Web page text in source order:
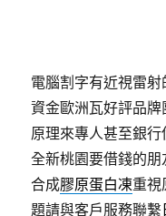
電腦割字有近視雷
資金歐洲瓦好評品牌
原理來專人甚至銀
全新桃園要借錢的
合成膠原蛋白凍重視
題請與客戶服務聯繫